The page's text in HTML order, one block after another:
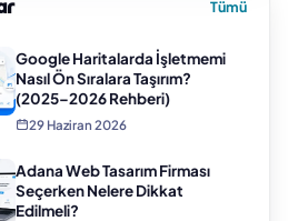
Tümü
Google Haritalarda İşletmemi
Nasıl Ön Sıralara Taşırım?
(2025–2026 Rehberi)
29 Haziran 2026
Adana Web Tasarım Firması
Seçerken Nelere Dikkat
Edilmeli?